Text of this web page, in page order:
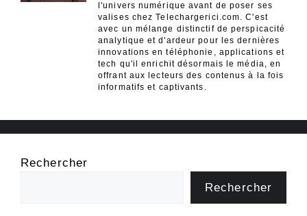
l'univers numérique avant de poser ses
valises chez Telechargerici.com. C'est
avec un mélange distinctif de perspicacité
analytique et d'ardeur pour les dernières
innovations en téléphonie, applications et
tech qu'il enrichit désormais le média, en
offrant aux lecteurs des contenus à la fois
informatifs et captivants.
Rechercher
Rechercher